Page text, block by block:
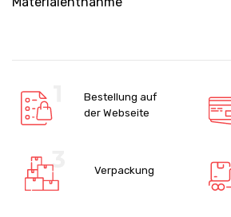
Bestellung auf
der Webseite
Verpackung